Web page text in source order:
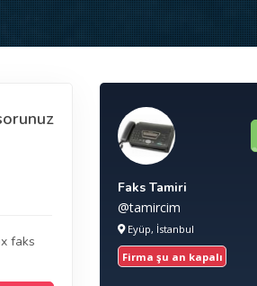
faks
Faks Tamiri
@tamircim
Eyüp, İstanbul
Firma şu an kapalı